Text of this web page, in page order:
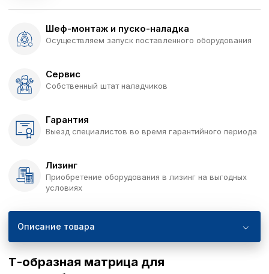
Шеф-монтаж и пуско-наладка
Осуществляем запуск поставленного оборудования
Сервис
Собственный штат наладчиков
Гарантия
Выезд специалистов во время гарантийного периода
Лизинг
Приобретение оборудования в лизинг на выгодных
условиях
Описание товара
Т-образная матрица для